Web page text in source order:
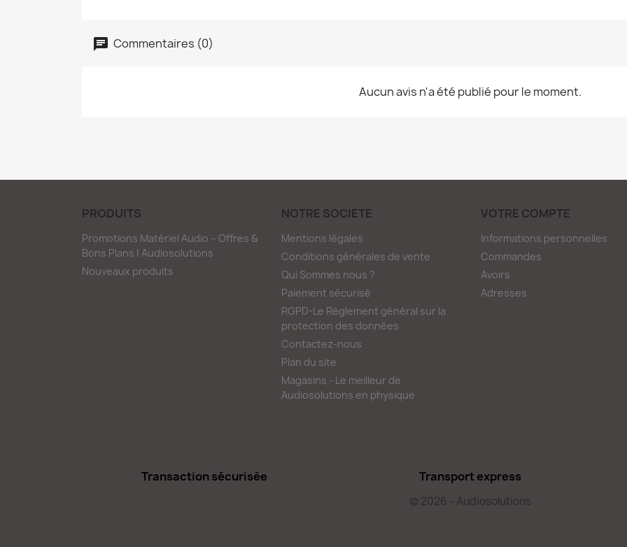
Commentaires (0)
Aucun avis n'a été publié pour le moment.
PRODUITS
Promotions Matériel Audio – Offres &
Bons Plans | Audiosolutions
Nouveaux produits
NOTRE SOCIÉTÉ
Mentions légales
Conditions générales de vente
Qui Sommes nous ?
Paiement sécurisé
RGPD-Le Règlement général sur la
protection des données
Contactez-nous
Plan du site
Magasins - Le meilleur de
Audiosolutions en physique
VOTRE COMPTE
Informations personnelles
Commandes
Avoirs
Adresses
Transaction sécurisée Transport express
© 2026 - Audiosolutions